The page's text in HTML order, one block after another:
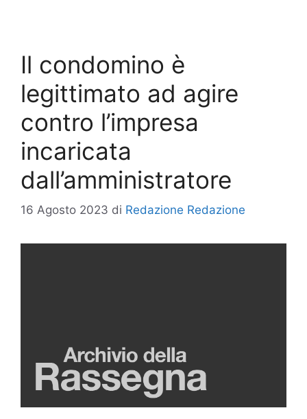
Il condomino è
legittimato ad agire
contro l’impresa
incaricata
dall’amministratore
16 Agosto 2023 di Redazione Redazione